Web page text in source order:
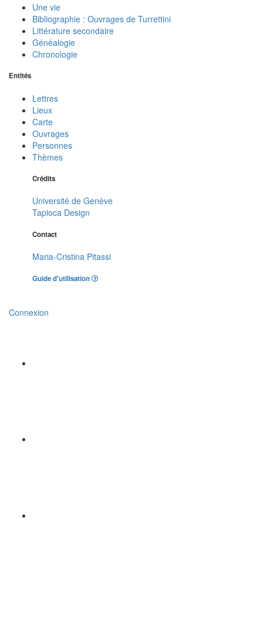
Une vie
Bibliographie : Ouvrages de Turrettini
Littérature secondaire
Généalogie
Chronologie
Entités
Lettres
Lieux
Carte
Ouvrages
Personnes
Thèmes
Crédits
Université de Genève
Tapioca Design
Contact
Maria-Cristina Pitassi
Guide d'utilisation
Connexion